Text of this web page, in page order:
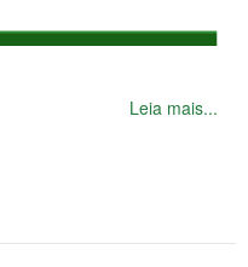
Leia mais...